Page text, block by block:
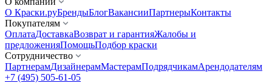
О Краски.руБрендыБлогВакансииПартнерыКонтакты
Покупателям
ОплатаДоставкаВозврат и гарантияЖалобы и
предложенияПомощьПодбор краски
Сотрудничество
ПартнерамДизайнерамМастерамПодрядчикамАрендодателям
+7 (495) 505-61-05